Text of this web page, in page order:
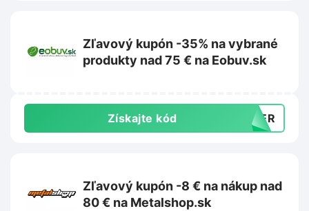
Zľavový kupón -35% na vybrané
produkty nad 75 € na Eobuv.sk
Získajte kód MMER
Zľavový kupón -8 € na nákup nad
80 € na Metalshop.sk